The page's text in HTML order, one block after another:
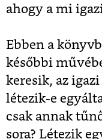
ahogy a mi
Ebben a
későbbi
keresik, az
létezik-e
csak annak
sora? Létezik